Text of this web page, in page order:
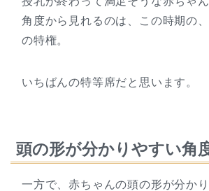
角度から見れるのは、この時期の
の特権。
いちばんの特等席だと思います。
頭の形が分かりやすい角
一方で、赤ちゃんの頭の形が分かり